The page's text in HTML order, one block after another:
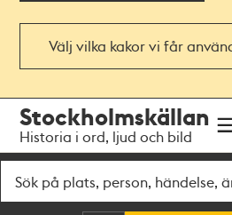
Välj vilka kakor vi får
navigationen
huvudinnehållet
Stockholmskällan
Historia i ord, ljud och bild